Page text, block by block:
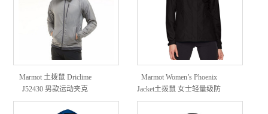
Marmot 土拨鼠 Driclime
J52430 男款运动夹克
Marmot Women’s Phoenix
Jacket土拨鼠 女士轻量级防
风防雨夹克